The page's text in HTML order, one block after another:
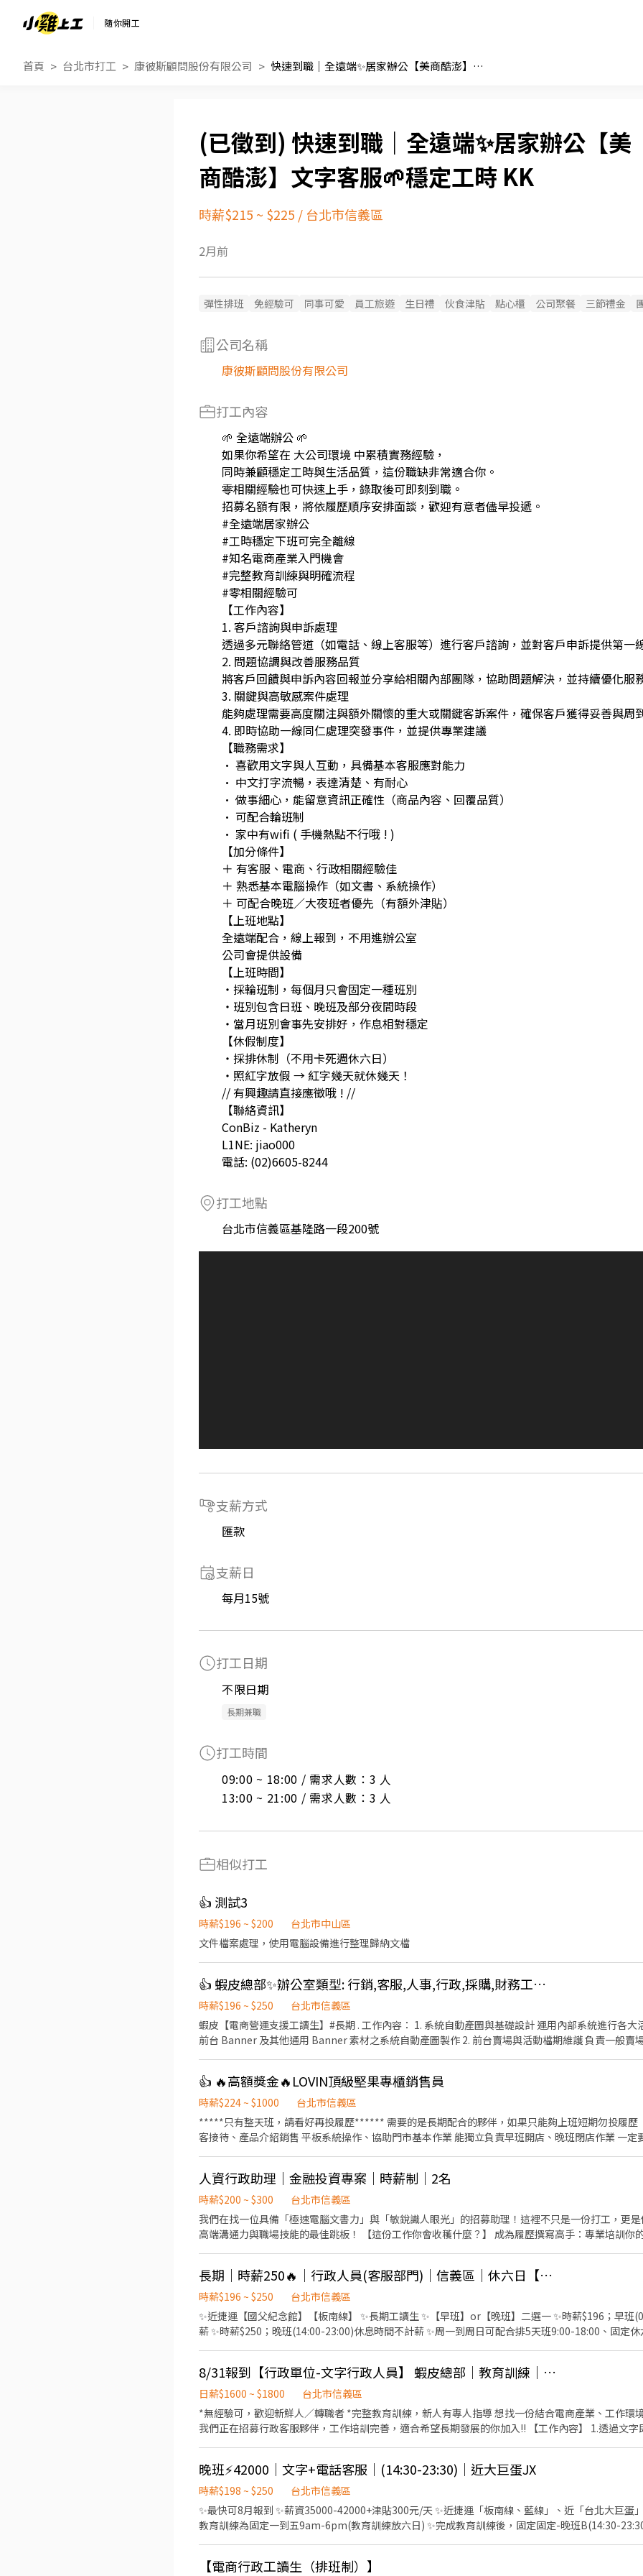
隨你開工
首頁 台北市打工 康彼斯顧問股份有限公司 快速到職｜全遠端✨居家辦公【美商酷澎】文字客服🌱穩定工時 KK
快速到職｜全遠端✨居家辦公【美
商酷澎】文字客服🌱穩定工時 KK
時薪$215 ~ $225 / 台北市信義區
2月前
彈性排班 免經驗可 同事可愛 員工旅遊 生日禮 伙食津貼 點心櫃 公司聚餐 三節禮金
公司名稱
康彼斯顧問股份有限公司
打工內容
🌱 全遠端辦公 🌱
如果你希望在 大公司環境 中累積實務經驗，
同時兼顧穩定工時與生活品質，這份職缺非常適合你。
零相關經驗也可快速上手，錄取後可即刻到職。
招募名額有限，將依履歷順序安排面談，歡迎有意者儘早投遞。
#全遠端居家辦公
#工時穩定下班可完全離線
#知名電商產業入門機會
#完整教育訓練與明確流程
#零相關經驗可
【工作內容】
1. 客戶諮詢與申訴處理
透過多元聯絡管道（如電話、線上客服等）進行客戶諮詢，並對客戶申訴提供第一
2. 問題協調與改善服務品質
將客戶回饋與申訴內容回報並分享給相關內部團隊，協助問題解決，並持續優化服
3. 關鍵與高敏感案件處理
能夠處理需要高度關注與額外關懷的重大或關鍵客訴案件，確保客戶獲得妥善與周
4. 即時協助一線同仁處理突發事件，並提供專業建議
【職務需求】
• 喜歡用文字與人互動，具備基本客服應對能力
• 中文打字流暢，表達清楚、有耐心
• 做事細心，能留意資訊正確性（商品內容、回覆品質）
• 可配合輪班制
• 家中有wifi ( 手機熱點不行哦 ! )
【加分條件】
＋ 有客服、電商、行政相關經驗佳
＋ 熟悉基本電腦操作（如文書、系統操作）
＋ 可配合晚班／大夜班者優先（有額外津貼）
【上班地點】
全遠端配合，線上報到，不用進辦公室
公司會提供設備
【上班時間】
・採輪班制，每個月只會固定一種班別
・班別包含日班、晚班及部分夜間時段
・當月班別會事先安排好，作息相對穩定
【休假制度】
・採排休制（不用卡死週休六日）
・照紅字放假 → 紅字幾天就休幾天！
// 有興趣請直接應徵哦 ! //
【聯絡資訊】
ConBiz - Katheryn
L1NE: jiao000
電話: (02)6605-8244
打工地點
台北市信義區基隆路一段200號
支薪方式
匯款
支薪日
每月15號
打工日期
不限日期
長期兼職
打工時間
09:00 ~ 18:00 / 需求人數：3 人
13:00 ~ 21:00 / 需求人數：3 人
相似打工
👍 測試3
時薪$196 ~ $200
台北市中山區
文件檔案處理，使用電腦設備進行整理歸納文檔
👍 蝦皮總部✨辦公室類型: 行銷,客服,人事,行政,採購,財務工讀生✨統一彙整看這邊👇#長期 #短期
時薪$196 ~ $250
台北市信義區
蝦皮【電商營運支援工讀生】#長期 . 工作內容： 1. 系統自動產圖與基礎設計 運用內部系統進行各大活動製圖與活動頁設定 負責
前台 Banner 及其他通用 Banner 素材之系統自動產圖製作 2. 前台賣場與活動檔期維護 負責一般賣場與優惠券的定期更新與維護
分配限時搶購版位資源整理、每週固定進行相關資料處理 負責大型活動的總表資料入稿與核對 . 應徵條件： 1. 工作時間： 需能配
合每週穩定工作 5 天（理想為週一至週五，9-18點） 2. 核心特質： 極度細心、有耐心，對數字與文
高的設定與檢查工作 3. 技能要求：具備基礎邏輯能力，能快速上手電商後台系統操作與自動產圖工
Sheets 基礎操作（如：資料登錄、表格整理、排序）、具備基本美感，有電商作圖]、Banner 處理
皮或其他電商平台後台（如 活動頁設定、限時特賣設定）操作經驗者優先錄取，能長期配合者優先
作地點：台北市信義區忠孝東路四段555號17樓 . 工作時間： 週一～週五，9:00/9:30-18:00/18:30 (
配合五天到班，可長期配合一年以上優先⚠️ . ✼••┈┈┈┈••✼••┈┈┈┈••✼ 蝦皮【B2C商
有的比對項目皆按照公告之標準進行檢查，並會有相對指標進行成果檢驗。 4. 若比對過程中有遇到
隊。 . 職務需求： 1. 至少4天班，5天最好 2. 具備細心且專注的工作態度 3. 具備基礎的文書處理能
等軟體但不需要會撰寫公式 。 4. 能夠在壓力下獨立且高效的完成指派數量之檢核工作，並具備良好
品審核相關經驗者優先，但非必需。 . 計薪方式：時薪196 . 工作地點：台北市信義區忠孝東路四段
～週五，9:00/9:30-18:00/18:30 (午休一小時不計薪) ⚠️一週至少四天，可配合5天尤佳⚠️ . .
✼••┈┈┈┈••✼••┈┈┈┈••✼ 蝦皮【快銷品品類工讀生】#短期(Now~10/31) . 工作內容：
料整理/彙整與報表呈現 2.對負責品類進行市場調查，包括品牌/產品情報、網路曝光管道等 3.跨部門
Word/PowerPoint/Excel基礎概念佳 (如樞紐分析、vlookup等) 5. 細心、負責並能獨立規劃優先順
求： 1.配合5天優先(最少要4天)，且連續天數上班為最適合 2. Word/PowerPoint/Excel基礎概念佳
細心、負責並能獨立規劃優先順序以達成任務目標 4. 擁有專案項目進度掌控及跨部門溝通能力 . 計
可配合5天尤佳，且連續天數上班為最適合⚠️ . . ✼••┈┈┈┈••✼••┈┈┈┈••✼ 蝦皮【CFS 限時特賣工讀生】#長期 .
工作內容： 1.商品資料審核, 一天約600品, 審核商品狀態、庫存、補貼及限購 2.後臺設定: 包含商品
更換 【加分條件】 細心，熟悉 google sheet 篩選, 標色 . 職務需求： 1.配合至少3天，且連續天數
Word/PowerPoint/Excel基礎概念佳 (如樞紐分析、vlookup等) 3. 細心, 能接受重複性高的工作 4. 能
式：時薪196 . 工作地點：台北市信義區菸廠路88號9樓 . 工作時間： 週一～週五，9:00/9:30-
一週至少配合3天，且連續天數上班為最適合 (週三四五)尤佳，需可長期配合至少半年⚠️ .
✼••┈┈┈┈••✼••┈┈┈┈••✼ 蝦皮【行政工讀生-蝦皮店到店】#長期 . 工作內容： 1. 每日
員名單書審(會有教學) 3. 通知合作單位、跨部門書審結果 4. 主管交辦事項 . 職務需求： 1. 基礎文書
Google Sheet 2. 自發回報工作進度 3. 具備溝通能力 4. 細心且有耐心、責任感 ⚠️有使用google
(vlookup, sumif...) 或需不排斥上網搜尋函數使用方式 . . 計薪方式：時薪196 . 工作地點：台北市信
工作時間： 週一～週五，9:30-18:30 (午休一小時不計薪) ⚠️上班時間至少四天，周五必須固定出勤⚠️
遇到問題敢發問。 3. 對於資訊有整合與歸納能力。 4. 能接受重複性工作且獨立作業。 5. 協助兩個
👍 🔥高額獎金🔥LOVIN頂級堅果專櫃銷售員
時薪$224 ~ $1000
台北市信義區
*****只有整天班，請看好再投履歷****** 需要的是長期配合的夥伴，如果只能夠上班短期勿投履歷 【工作內容】 櫃台收銀、顧
客接待、產品介紹銷售 平板系統操作、協助門市基本作業 能獨立負責早班開店、晚班閉店作業 一定要發試吃
A8 : 10:30-22:00 ⸻ 【工作地點】 □ 中山南西誠品B1 □ 台北車站微風2樓 □ 松菸誠品B1 □ 信義A8 B1 ⸻ 【我們在找的
人】 喜歡發試吃！ 喜歡與人互動，樂於分享產品 積極主動、具備銷售熱情 對高額獎金有熱情者尤
試，謝謝理解。 ⸻ 【面試資訊】 線上通訊軟體面試 ⸻ 【了解我們更多】 官方網站：https://www.lovin.tw/
Instagram： https://www.instagram.com/lovin.520/ Facebook： https://www.facebook.com/share/168oUCHwrP/?
mibextid=LQQJ4d
人資行政助理｜金融投資專案｜時薪制｜2名
時薪$200 ~ $300
台北市信義區
我們在找一位具備「極速電腦文書力」與「敏銳識人眼光」的招募助理！這裡不只是一份打工，更
高端溝通力與職場技能的最佳跳板！ 【這份工作你會收穫什麼？】 成為履歷撰寫高手：專業培訓你的履歷包裝能力，讓你學會一
繫優秀人才，進行初步意願確認與條件篩選，發揮你的伯樂眼光。 2. 履歷美化與精修：運用 AI 與專
出高質感的履歷報告。 3. 行程與面試安排：發揮「超級秘書」的精神，精準協調客戶與人選的面試/
漏拍。 4. 行政文書支援：負責相關行政資料整理與快速電腦文書處理。 【我們在找這樣的你】 電腦文書極速者：打字快、熟練
電腦操作，對新工具上手極快。 對金融/投資有興趣：關心金融領域，或曾有金融業服務經驗（加分！）。 熱愛 AI 與聰明工作：
喜歡探索 AI 工具，追求高效能。 外向有勇氣、不怕生：喜歡與人溝通，具備良好的同理心與表達能力。 【工時與排班機制】 薪
資待遇：時薪制（依勞基法規定） 工作時間：10:00 - 18:00（每日工作 6 小時，中午休息 2 小時） 排班彈性：一週可排班 3～4
天（若有特殊需求，可彈性17:00 提前下班） 工作地點：台北市信義區（鄰近捷運站，交通便利） 歡迎具備溝通熱忱、想在金融
與 AI 領域累積實戰經驗的你加入我們！請直接投遞履歷，我們會盡快與你聯繫。
長期｜時薪250🔥｜行政人員(客服部門)｜信義區｜休六日【電商】jx
時薪$196 ~ $250
台北市信義區
✨近捷運【國父紀念館】【板南線】 ✨長期工讀生 ✨【早班】or【晚班】二選一 ✨時薪$196；早班
薪 ✨時薪$250；晚班(14:00-23:00)休息時間不計薪 ✨周一到周日可配合排5天班9:00-18:00、固定休六日 蝦皮店到店-行
休六日 【條件要求】 1.熟悉基本電腦操作（如文書處理、Google Sheet / Excel操作 ） 2.做事細心、具責任感，能確實完成交辦
事項 3.具良好溝通能力與學習意願 4.能配合團隊運作與工作節奏 5.需周一到周日可配合排5天班 【薪資待遇】 ✨時薪$196；早班
(09:00-18:00)休息時間不計薪
8/31報到【行政單位-文字行政人員】 蝦皮總部｜教育訓練｜全 職
日薪$1600 ~ $1800
台北市信義區
*無經驗可，歡迎新鮮人／轉職者 *完整教育訓練，新人有專人指導 想找一份結合電商產業、工作環境舒適、作息穩定的工作嗎？
我們正在招募行政客服夥伴，工作培訓完善，適合希望長期發展的你加入!! 【工作內容】 1.透過文字即時客服系統回覆用戶問
教育訓練第一週班別09:00-18:00,第二週開始正常上班時間* 【福利供給】 1.享勞保、健保、勞退 2.零食櫃、咖啡機、冰淇淋 3.符
合法令的特休假、年假 4.基本勞、健保、雇主提撥6%勞退 【工作資訊】 1. 上班時段｜10:00－19:00 2. 工作時間｜固定早班，排
班制(週一至週日)，一週排班5天 3. 薪資待遇｜月 薪 38K 4. 工作地點｜台北市信義區菸廠路88號
晚班⚡42000｜文字+電話客服｜(14:30-23:30)｜近大巨蛋JX
時薪$198 ~ $250
台北市信義區
✨最快可8月報到 ✨薪資35000-42000+津貼300元/天 ✨近捷運「板南線、藍線」、近「台北大巨蛋
教育訓練為固定一到五9am-6pm(教育訓練放六日) ✨完成教育訓練後，固定固定-晚班B(14:30-
品/流程等反饋建議，跨部門協作及溝通。 3. 針對爭議案件啟動調查流程，保障公司、部門、買家、
【電商行政工讀生（排班制）】